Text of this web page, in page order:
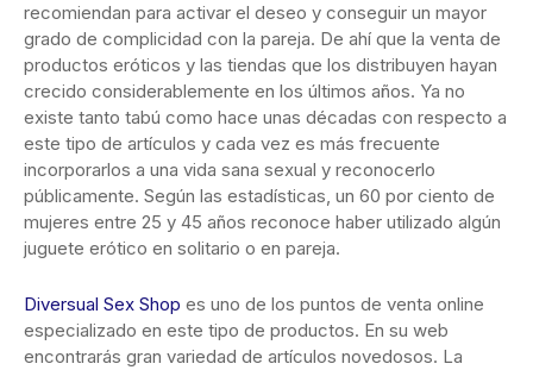
recomiendan para activar el deseo y conseguir un mayor
grado de complicidad con la pareja. De ahí que la venta de
productos eróticos y las tiendas que los distribuyen hayan
crecido considerablemente en los últimos años. Ya no
existe tanto tabú como hace unas décadas con respecto a
este tipo de artículos y cada vez es más frecuente
incorporarlos a una vida sana sexual y reconocerlo
públicamente. Según las estadísticas, un 60 por ciento de
mujeres entre 25 y 45 años reconoce haber utilizado algún
juguete erótico en solitario o en pareja.
Diversual Sex Shop es uno de los puntos de venta online
especializado en este tipo de productos. En su web
encontrarás gran variedad de artículos novedosos. La